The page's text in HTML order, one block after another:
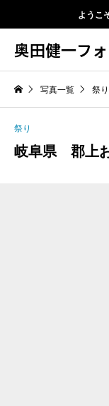
ようこ
奥田健一フ
写真一覧 祭り
祭り
岐阜県 郡上